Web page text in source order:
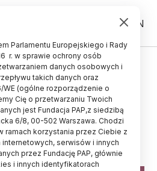
PL EN
jest nowy
Parlamentu Europejskiego i Rady
r. w sprawie ochrony osób
danych osobowych i
takich danych oraz
(ogólne rozporządzenie o
Cię o przetwarzaniu Twoich
jest Fundacja PAP,z siedzibą
6/8, 00-502 Warszawa. Chodzi
ramach korzystania przez Ciebie z
internetowych, serwisów i innych
przez Fundację PAP, głównie
i innych identyfikatorach